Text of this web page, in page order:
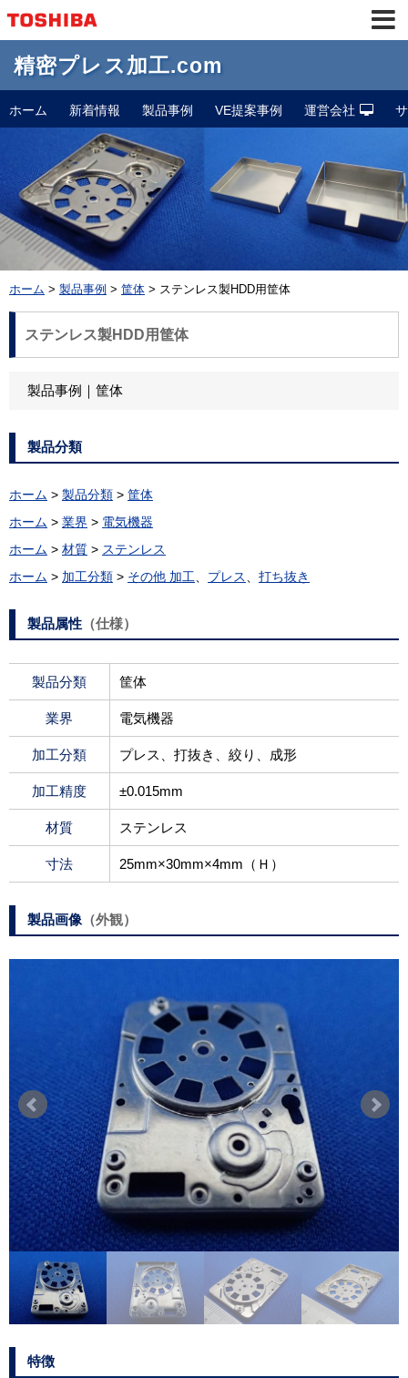
精密プレス加工.com
ホーム 新着情報 製品事例 VE提案事例 運営会社
ホーム 製品事例 筐体 ステンレス製HDD用筐体
ステンレス製HDD用筐体
製品事例 筐体
製品分類
ホーム > 製品分類 > 筐体
ホーム > 業界 > 電気機器
ホーム > 材質 > ステンレス
ホーム > 加工分類 > その他 加工 プレス 打ち抜き
製品属性 （仕様）
製品分類 筐体
業界 電気機器
加工分類 プレス、打抜き、絞り、成形
加工精度 ±0.015mm
材質 ステンレス
寸法 25mm×30mm×4mm（Ｈ）
製品画像 （外観）
特徴